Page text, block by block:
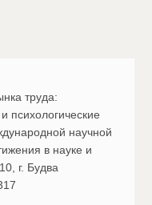
труда:
психологические
научной
в науке и
г. Будва